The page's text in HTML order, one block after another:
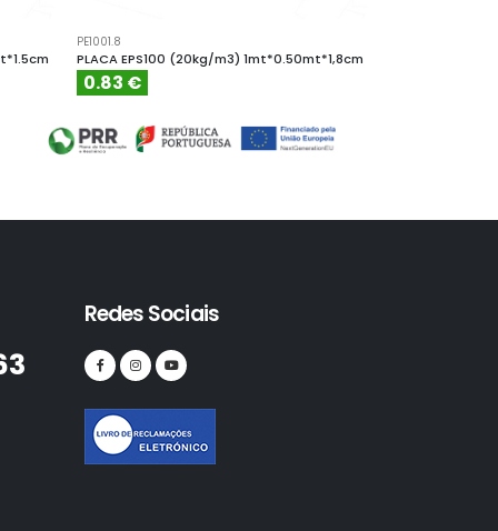
PE1001.8
PLACA EPS100 (20kg/m3) 1mt*0.50mt*1,8cm
0.83 €
Redes Sociais